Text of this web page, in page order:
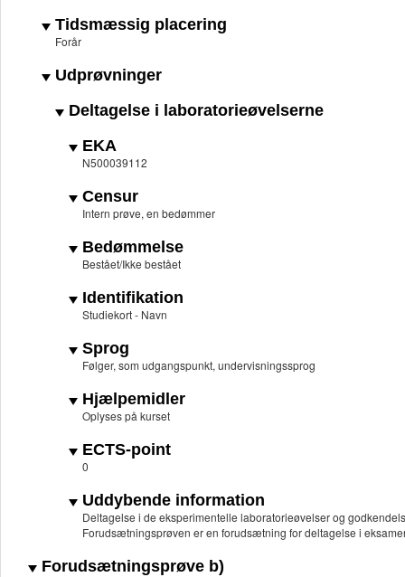
Tidsmæssig placering
Forår
Udprøvninger
Deltagelse i laboratorieøvelserne
EKA
N500039112
Censur
Intern prøve, en bedømmer
Bedømmelse
Bestået/Ikke bestået
Identifikation
Studiekort - Navn
Sprog
Følger, som udgangspunkt, undervisningssprog
Hjælpemidler
Oplyses på kurset
ECTS-point
0
Uddybende information
Deltagelse i de eksperimentelle laboratorieøvelser og
Forudsætningsprøven er en forudsætning for deltagelse i
Forudsætningsprøve b)